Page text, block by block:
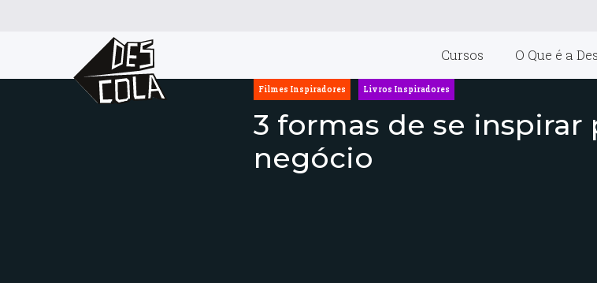
Cursos O Que é a
Filmes Inspiradores Livros Inspiradores
3 formas de se inspirar
negócio